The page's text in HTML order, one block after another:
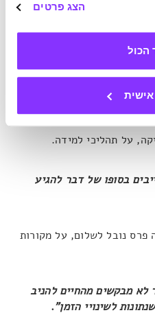
הצג פרטים
הכולעל חצי הכוס המלאה.
צר מאוד".
על תהליכי למידה.
בסופו של דבר להגיע
פרס נובל לשלום, על מקורות
לא מבקשים מהחיים להניב
לשינויי הזמן".